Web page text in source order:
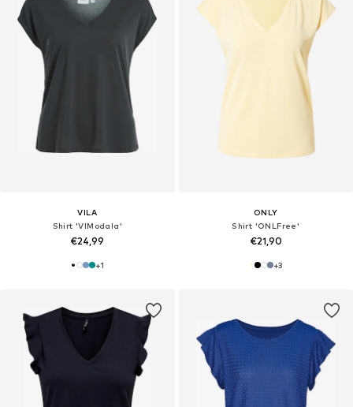
VILA
Shirt 'VIModala'
€24,99
+1
ONLY
Shirt 'ONLFree'
€21,90
+3